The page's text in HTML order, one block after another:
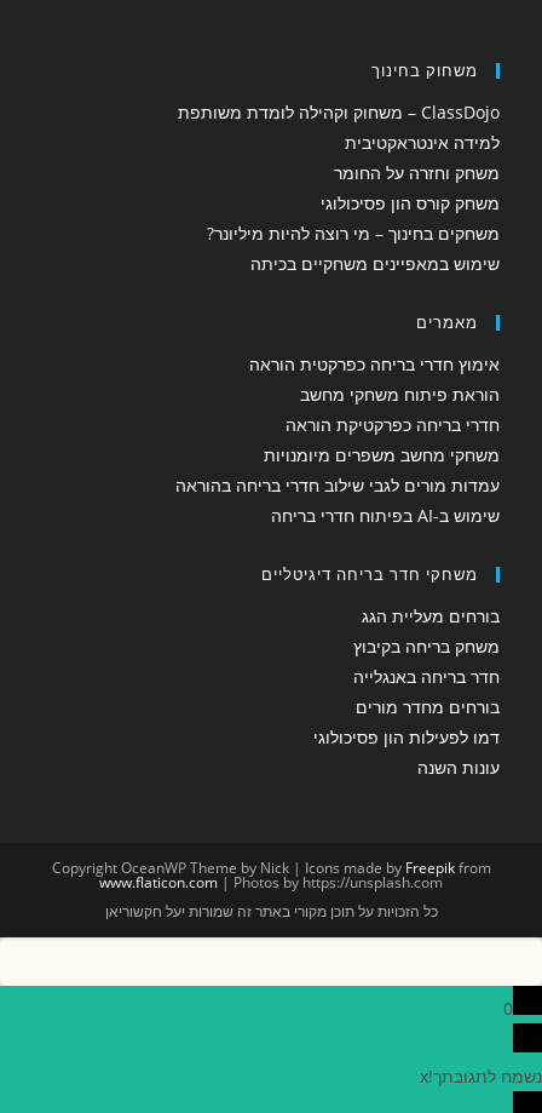
משחוק בחינוך
ClassDojo – משחוק וקהילה לומדת משותפת
למידה אינטראקטיבית
משחק וחזרה על החומר
משחק קורס הון פסיכולוגי
משחקים בחינוך – מי רוצה להיות מיליונר?
שימוש במאפיינים משחקיים בכיתה
מאמרים
אימוץ חדרי בריחה כפרקטית הוראה
הוראת פיתוח משחקי מחשב
חדרי בריחה כפרקטיקת הוראה
משחקי מחשב משפרים מיומנויות
עמדות מורים לגבי שילוב חדרי בריחה בהוראה
שימוש ב-AI בפיתוח חדרי בריחה
משחקי חדר בריחה דיגיטליים
בורחים מעליית הגג
משחק בריחה בקיבוץ
חדר בריחה באנגלייה
בורחים מחדר מורים
דמו לפעילות הון פסיכולוגי
עונות השנה
Copyright OceanWP Theme by Nick | Icons made by Freepikfrom
www.flaticon.com | Photos by https://unsplash.com
כל הזכויות על תוכן מקורי באתר זה שמורות יעל חקשוריאן
0
נשמח לתגובתך!x